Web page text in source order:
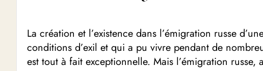
La création et l’existence dans l’émigration russe
conditions d’exil et qui a pu vivre pendant de
est tout à fait exceptionnelle. Mais l’émigration